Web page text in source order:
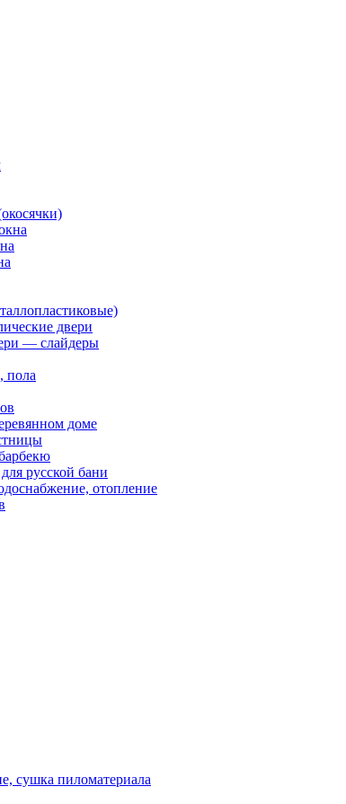
двери
— слайдеры
пола
доме
русской бани
отопление
сушка пиломатериала